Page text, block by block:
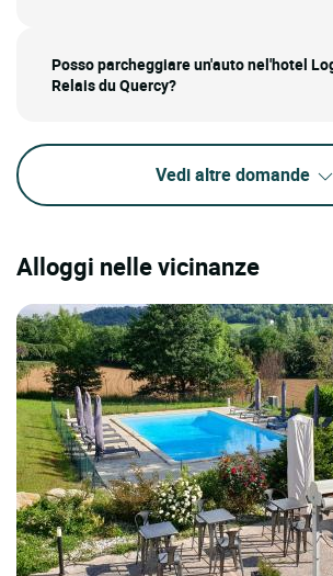
Posso parcheggiare un'auto nel'hotel
Relais du Quercy?
Vedi altre domande
Alloggi nelle vicinanze